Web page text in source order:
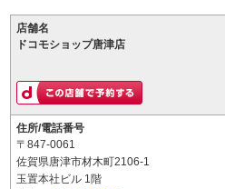
店舗名
ドコモショップ唐津店
住所/電話番号
〒847-0061
佐賀県唐津市材木町2106-1
玉置本社ビル 1階